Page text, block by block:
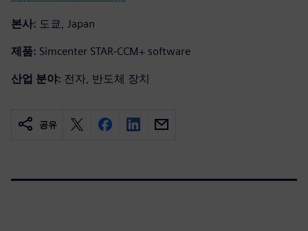
본사: 도쿄, Japan
제품: Simcenter STAR-CCM+ software
산업 분야: 전자, 반도체 장치
공유